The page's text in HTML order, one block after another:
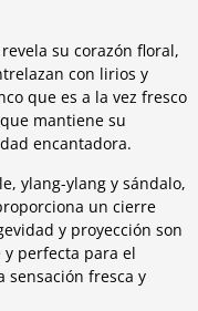
su corazón floral,
con lirios y
que es a la vez fresco
mantiene su
encantadora.
ylang-ylang y sándalo,
un cierre
y proyección son
perfecta para el
sensación fresca y